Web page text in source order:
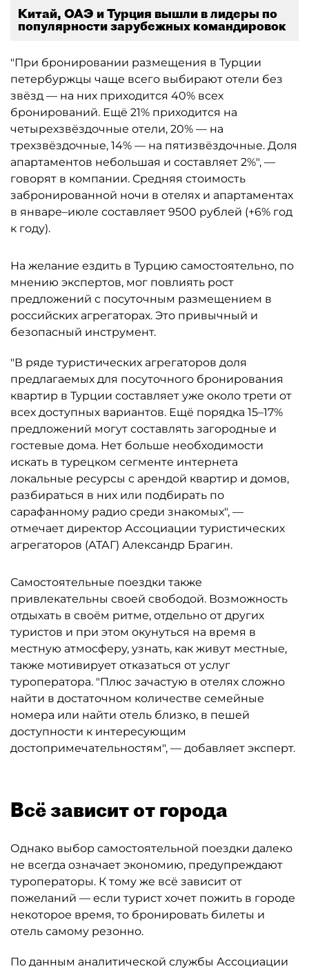
Китай, ОАЭ и Турция вышли в лидеры по
популярности зарубежных командировок
"При бронировании размещения в Турции
петербуржцы чаще всего выбирают отели без
звёзд — на них приходится 40% всех
бронирований. Ещё 21% приходится на
четырехзвёздочные отели, 20% — на
трехзвёздочные, 14% — на пятизвёздочные. Доля
апартаментов небольшая и составляет 2%", —
говорят в компании. Средняя стоимость
забронированной ночи в отелях и апартаментах
в январе–июле составляет 9500 рублей (+6% год
к году).
На желание ездить в Турцию самостоятельно, по
мнению экспертов, мог повлиять рост
предложений с посуточным размещением в
российских агрегаторах. Это привычный и
безопасный инструмент.
"В ряде туристических агрегаторов доля
предлагаемых для посуточного бронирования
квартир в Турции составляет уже около трети от
всех доступных вариантов. Ещё порядка 15–17%
предложений могут составлять загородные и
гостевые дома. Нет больше необходимости
искать в турецком сегменте интернета
локальные ресурсы с арендой квартир и домов,
разбираться в них или подбирать по
сарафанному радио среди знакомых", —
отмечает директор Ассоциации туристических
агрегаторов (АТАГ) Александр Брагин.
Самостоятельные поездки также
привлекательны своей свободой. Возможность
отдыхать в своём ритме, отдельно от других
туристов и при этом окунуться на время в
местную атмосферу, узнать, как живут местные,
также мотивирует отказаться от услуг
туроператора. "Плюс зачастую в отелях сложно
найти в достаточном количестве семейные
номера или найти отель близко, в пешей
доступности к интересующим
достопримечательностям", — добавляет эксперт.
Всё зависит от города
Однако выбор самостоятельной поездки далеко
не всегда означает экономию, предупреждают
туроператоры. К тому же всё зависит от
пожеланий — если турист хочет пожить в городе
некоторое время, то бронировать билеты и
отель самому резонно.
По данным аналитической службы Ассоциации